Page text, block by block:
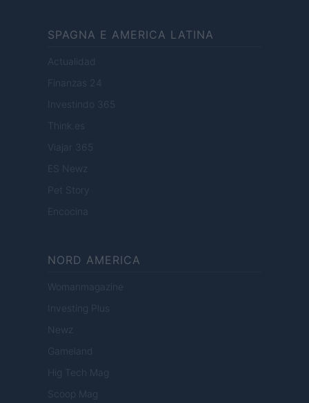
SPAGNA E AMERICA LATINA
Actualidad
Finanzas 24
Investindo 365
Think.es
Viajar 365
ES Newz
Pet Story
Encocina
NORD AMERICA
Womanmagazine
Investing Plus
Newz
Gameland
Hig Tech Mag
Scoop Mag